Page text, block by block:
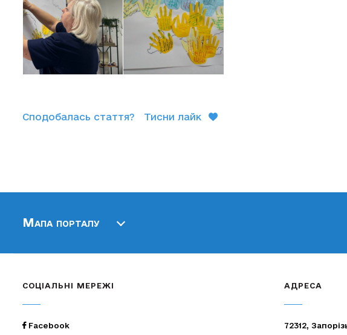
Сподобалась стаття? Тисни лайк
Мапа порталу
СОЦІАЛЬНІ МЕРЕЖІ
Facebook
АДРЕСА
72312,